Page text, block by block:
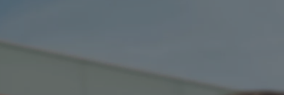
החל מ-1,800 ₪ לחודש במסלול EasyWay